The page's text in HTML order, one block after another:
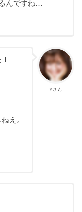
んですね…
Yさん
え。